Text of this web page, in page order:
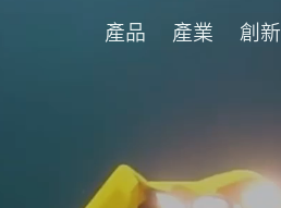
產品 產業 創新